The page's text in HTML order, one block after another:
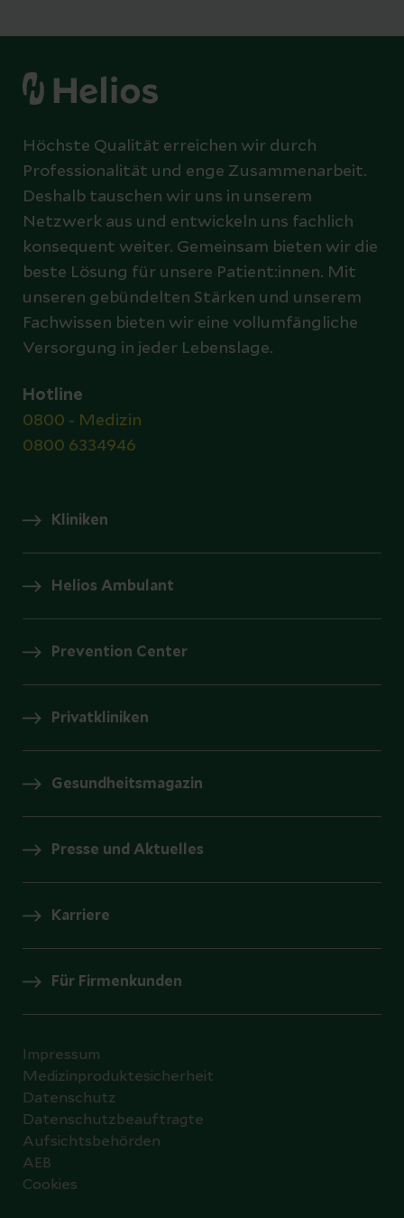
Höchste Qualität erreichen wir durch
Professionalität und enge Zusammenarbeit.
Deshalb tauschen wir uns in unserem
Netzwerk aus und entwickeln uns fachlich
konsequent weiter. Gemeinsam bieten wir die
beste Lösung für unsere Patient:innen. Mit
unseren gebündelten Stärken und unserem
Fachwissen bieten wir eine vollumfängliche
Versorgung in jeder Lebenslage.
Hotline
0800 - Medizin
0800 6334946
Kliniken
Helios Ambulant
Prevention Center
Privatkliniken
Gesundheitsmagazin
Presse und Aktuelles
Karriere
Für Firmenkunden
Impressum
Medizinproduktesicherheit
Datenschutz
Datenschutzbeauftragte
Aufsichtsbehörden
AEB
Cookies